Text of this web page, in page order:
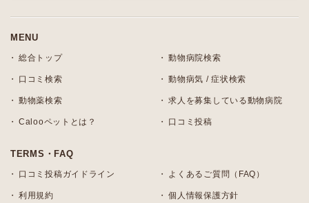
MENU
総合トップ 動物病院検索
口コミ検索 動物病気 / 症状検索
動物薬検索 求人を募集している動物病院
Calooペットとは？ 口コミ投稿
TERMS・FAQ
口コミ投稿ガイドライン よくあるご質問（FAQ）
利用規約 個人情報保護方針